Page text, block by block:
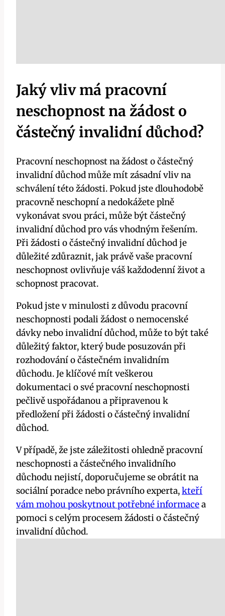
Jaký vliv má pracovní
neschopnost na žádost o
částečný invalidní důchod?
Pracovní neschopnost na žádost o částečný
invalidní důchod může mít zásadní vliv na
schválení této žádosti. Pokud jste dlouhodobě
pracovně neschopní a nedokážete plně
vykonávat svou práci, může být částečný
invalidní důchod pro vás vhodným řešením.
Při žádosti o částečný invalidní důchod je
důležité zdůraznit, jak právě vaše pracovní
neschopnost ovlivňuje váš každodenní život a
schopnost pracovat.
Pokud jste v minulosti z důvodu pracovní
neschopnosti podali žádost o nemocenské
dávky nebo invalidní důchod, může to být také
důležitý faktor, který bude posuzován při
rozhodování o částečném invalidním
důchodu. Je klíčové mít veškerou
dokumentaci o své pracovní neschopnosti
pečlivě uspořádanou a připravenou k
předložení při žádosti o částečný invalidní
důchod.
V případě, že jste záležitosti ohledně pracovní
neschopnosti a částečného invalidního
důchodu nejistí, doporučujeme se obrátit na
sociální poradce nebo právního experta,kteří
vám mohou poskytnout potřebné informacea
pomoci s celým procesem žádosti o částečný
invalidní důchod.